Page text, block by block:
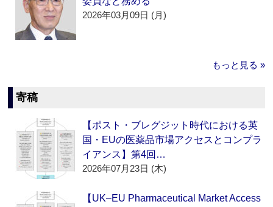
2026年03月09日 (月)
もっと見る »
寄稿
【ポスト・ブレグジット時代における英
国・EUの医薬品市場アクセスとコンプラ
イアンス】第4回…
2026年07月23日 (木)
【UK–EU Pharmaceutical Market Access